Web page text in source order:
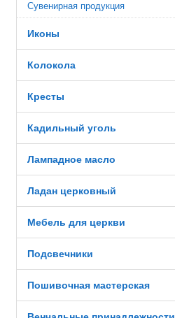
Сувенирная продукция
Иконы
Колокола
Кресты
Кадильный уголь
Лампадное масло
Ладан церковный
Мебель для церкви
Подсвечники
Пошивочная мастерская